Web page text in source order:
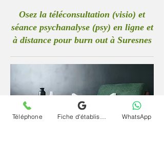
Osez la téléconsultation (visio) et
séance psychanalyse (psy) en ligne et
à distance pour burn out à Suresnes
Téléphone WhatsApp